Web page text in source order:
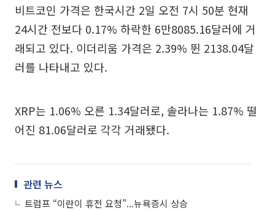
비트코인 가격은 한국시간 2일 오전 7시 50분 현재
24시간 전보다 0.17% 하락한 6만8085.16달러에 거
래되고 있다. 이더리움 가격은 2.39% 뛴 2138.04달
러를 나타내고 있다.
XRP는 1.06% 오른 1.34달러로, 솔라나는 1.87% 떨
어진 81.06달러로 각각 거래됐다.
관련 뉴스
트럼프 “이란이 휴전 요청”...뉴욕증시 상승